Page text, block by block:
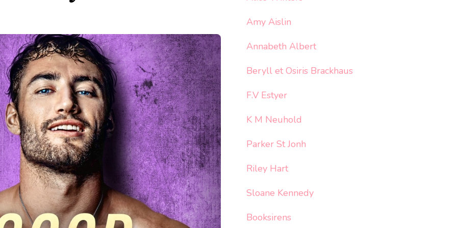
Amy Aislin
Annabeth Albert
Beryll et Osiris Brackhaus
F.V Estyer
K M Neuhold
Parker St Jonh
Riley Hart
Sloane Kennedy
Booksirens